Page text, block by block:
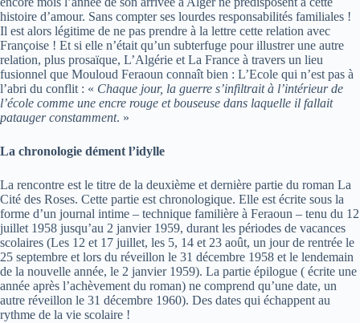
histoire d’amour. Sans compter ses lourdes responsabilités familiales !
Il est alors légitime de ne pas prendre à la lettre cette relation avec
Françoise ! Et si elle n’était qu’un subterfuge pour illustrer une autre
relation, plus prosaïque, L’Algérie et La France à travers un lieu
fusionnel que Mouloud Feraoun connaît bien : L’Ecole qui n’est pas à
l’abri du conflit : « Chaque jour, la guerre s’infiltrait à l’intérieur de
l’école comme une encre rouge et bouseuse dans laquelle il fallait
patauger constamment. »
La chronologie dément l’idylle
La rencontre est le titre de la deuxième et dernière partie du roman La
Cité des Roses. Cette partie est chronologique. Elle est écrite sous la
forme d’un journal intime – technique familière à Feraoun – tenu du 12
juillet 1958 jusqu’au 2 janvier 1959, durant les périodes de vacances
scolaires (Les 12 et 17 juillet, les 5, 14 et 23 août, un jour de rentrée le
25 septembre et lors du réveillon le 31 décembre 1958 et le lendemain
de la nouvelle année, le 2 janvier 1959). La partie épilogue ( écrite une
année après l’achèvement du roman) ne comprend qu’une date, un
autre réveillon le 31 décembre 1960). Des dates qui échappent au
rythme de la vie scolaire !